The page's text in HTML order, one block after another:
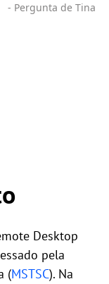
- Pergunta de Tina
Desktop
pela
(MSTSC). Na